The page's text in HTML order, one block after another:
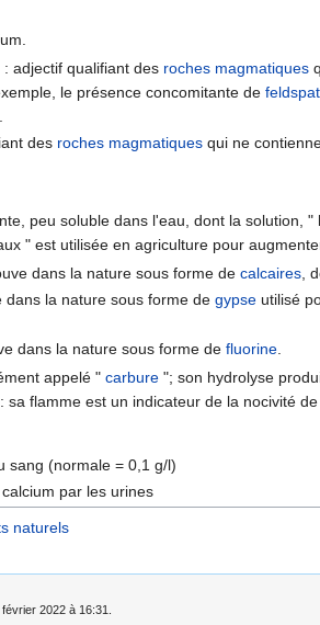
: adjectif qualifiant des roches magmatiques
le présence concomitante de
des roches magmatiques qui ne
peu soluble dans l'eau, dont la solution,
" est utilisée en agriculture pour
dans la nature sous forme decalcaires,
dans la nature sous forme degypse utilisé
dans la nature sous forme defluorine
appelé "carbure "; son hydrolyse
flamme est un indicateur de la nocivité de
sang (normale = 0,1 g/l)
par les urines
naturels
2022 à 16:31.